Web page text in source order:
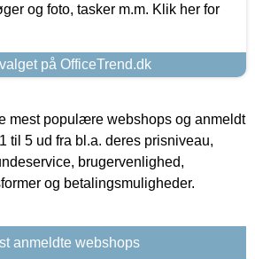
og foto, tasker m.m. Klik her for
på OfficeTrend.dk
mest populære webshops og anmeldt
til 5 ud fra bl.a. deres prisniveau,
brugervenlighed,
og betalingsmuligheder.
anmeldte webshops